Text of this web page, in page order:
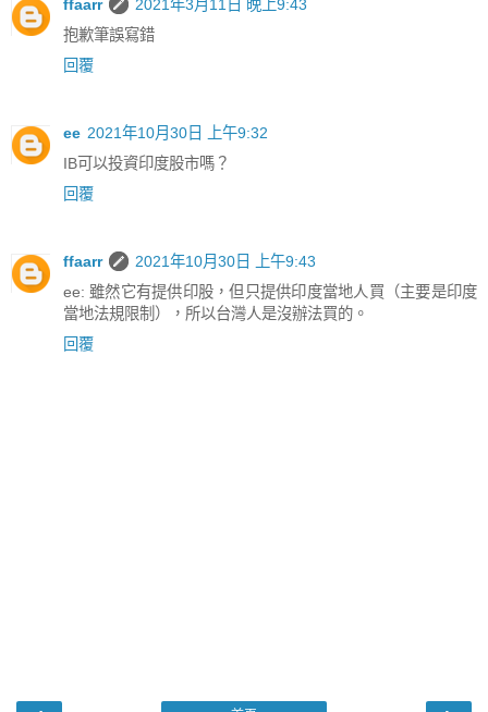
ffaarr
2021年3月11日 晚上9:43
抱歉筆誤寫錯
回覆
ee 2021年10月30日 上午9:32
IB可以投資印度股市嗎？
回覆
ffaarr
2021年10月30日 上午9:43
ee: 雖然它有提供印股，但只提供印度當地人買（主要是印度
當地法規限制），所以台灣人是沒辦法買的。
回覆